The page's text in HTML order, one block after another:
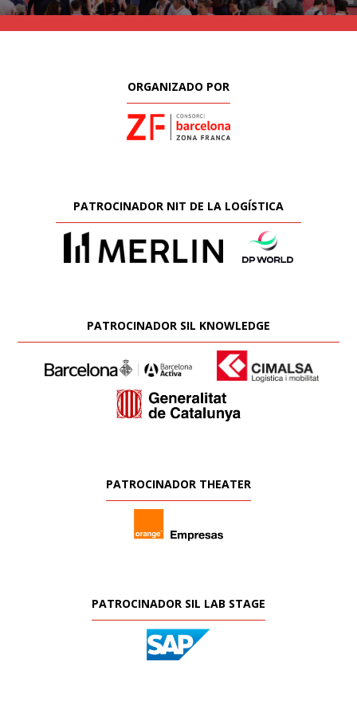
ORGANIZADO POR
PATROCINADOR NIT DE LA LOGÍSTICA
PATROCINADOR SIL KNOWLEDGE
PATROCINADOR THEATER
PATROCINADOR SIL LAB STAGE